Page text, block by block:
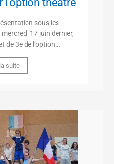
l’option théâtre
sous les
17 juin dernier,
de 3e de l’option...
suite